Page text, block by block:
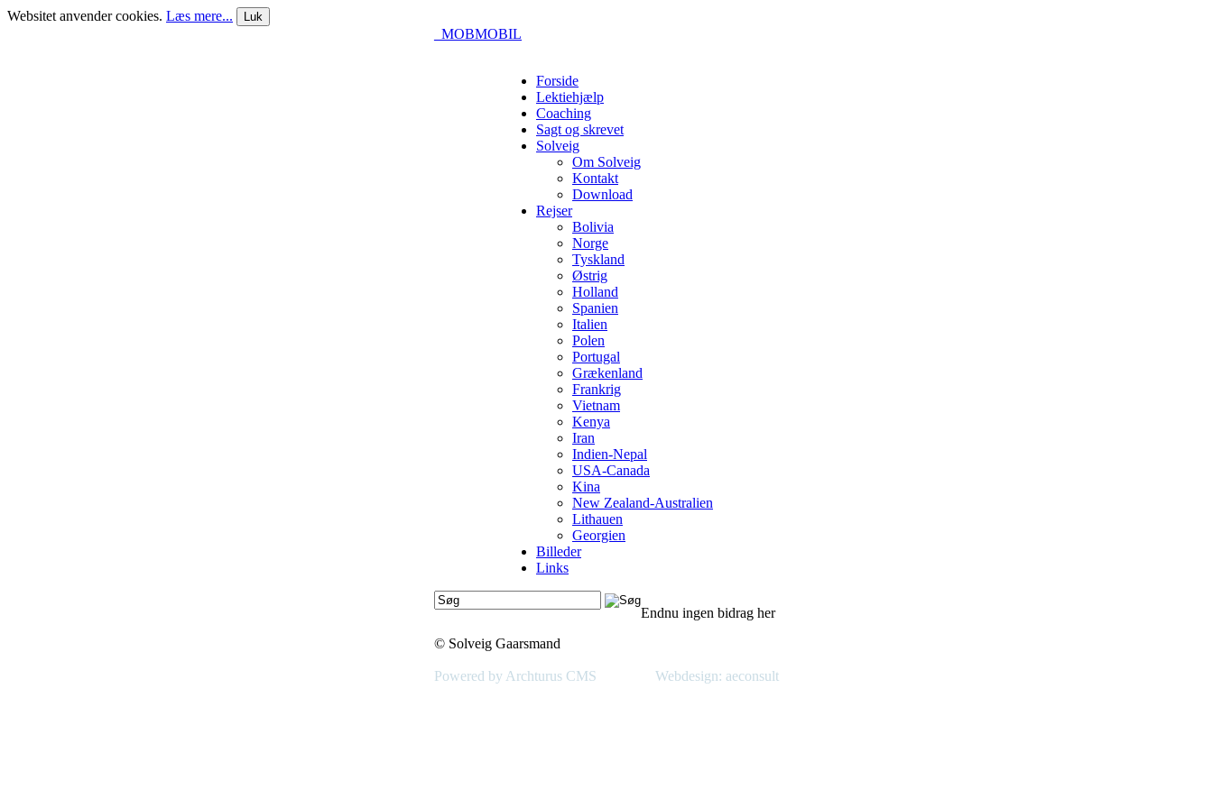
Websitet anvender cookies. Læs mere... Luk
_MOBMOBIL
Forside
Lektiehjælp
Coaching
Sagt og skrevet
Solveig
Om Solveig
Kontakt
Download
Rejser
Bolivia
Norge
Tyskland
Østrig
Holland
Spanien
Italien
Polen
Portugal
Grækenland
Frankrig
Vietnam
Kenya
Iran
Indien-Nepal
USA-Canada
Kina
New Zealand-Australien
Lithauen
Georgien
Billeder
Links
Endnu ingen bidrag her
© Solveig Gaarsmand
Powered by Archturus CMS Webdesign: aeconsult